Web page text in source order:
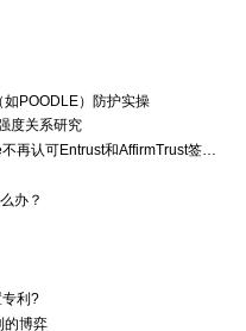
POODLE）防护实操
度关系研究
注意！2024年10月31日起Google Chrome不再认可Entrust和AffirmTrust签发的TLS证书
办？
利?
的博弈